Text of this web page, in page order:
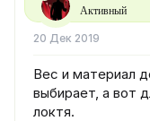
Активный
20 Дек 2019
Вес и материал
выбирает, а вот
локтя.